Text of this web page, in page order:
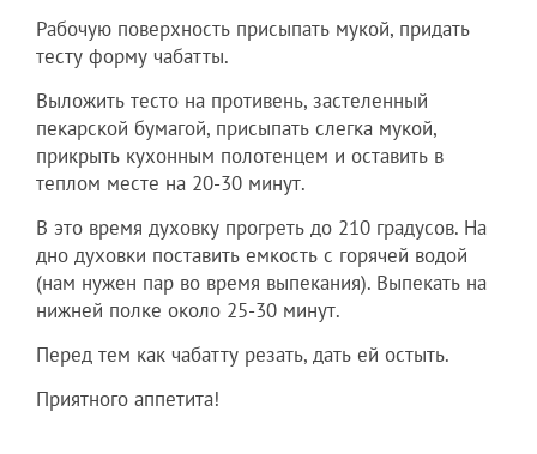
Рабочую поверхность присыпать мукой, придать
тесту форму чабатты.
Выложить тесто на противень, застеленный
пекарской бумагой, присыпать слегка мукой,
прикрыть кухонным полотенцем и оставить в
теплом месте на 20-30 минут.
В это время духовку прогреть до 210 градусов. На
дно духовки поставить емкость с горячей водой
(нам нужен пар во время выпекания). Выпекать на
нижней полке около 25-30 минут.
Перед тем как чабатту резать, дать ей остыть.
Приятного аппетита!